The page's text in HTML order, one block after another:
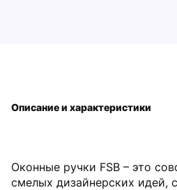
Оконные ручки FSB – это
смелых дизайнерских идей,
Описание и характеристики